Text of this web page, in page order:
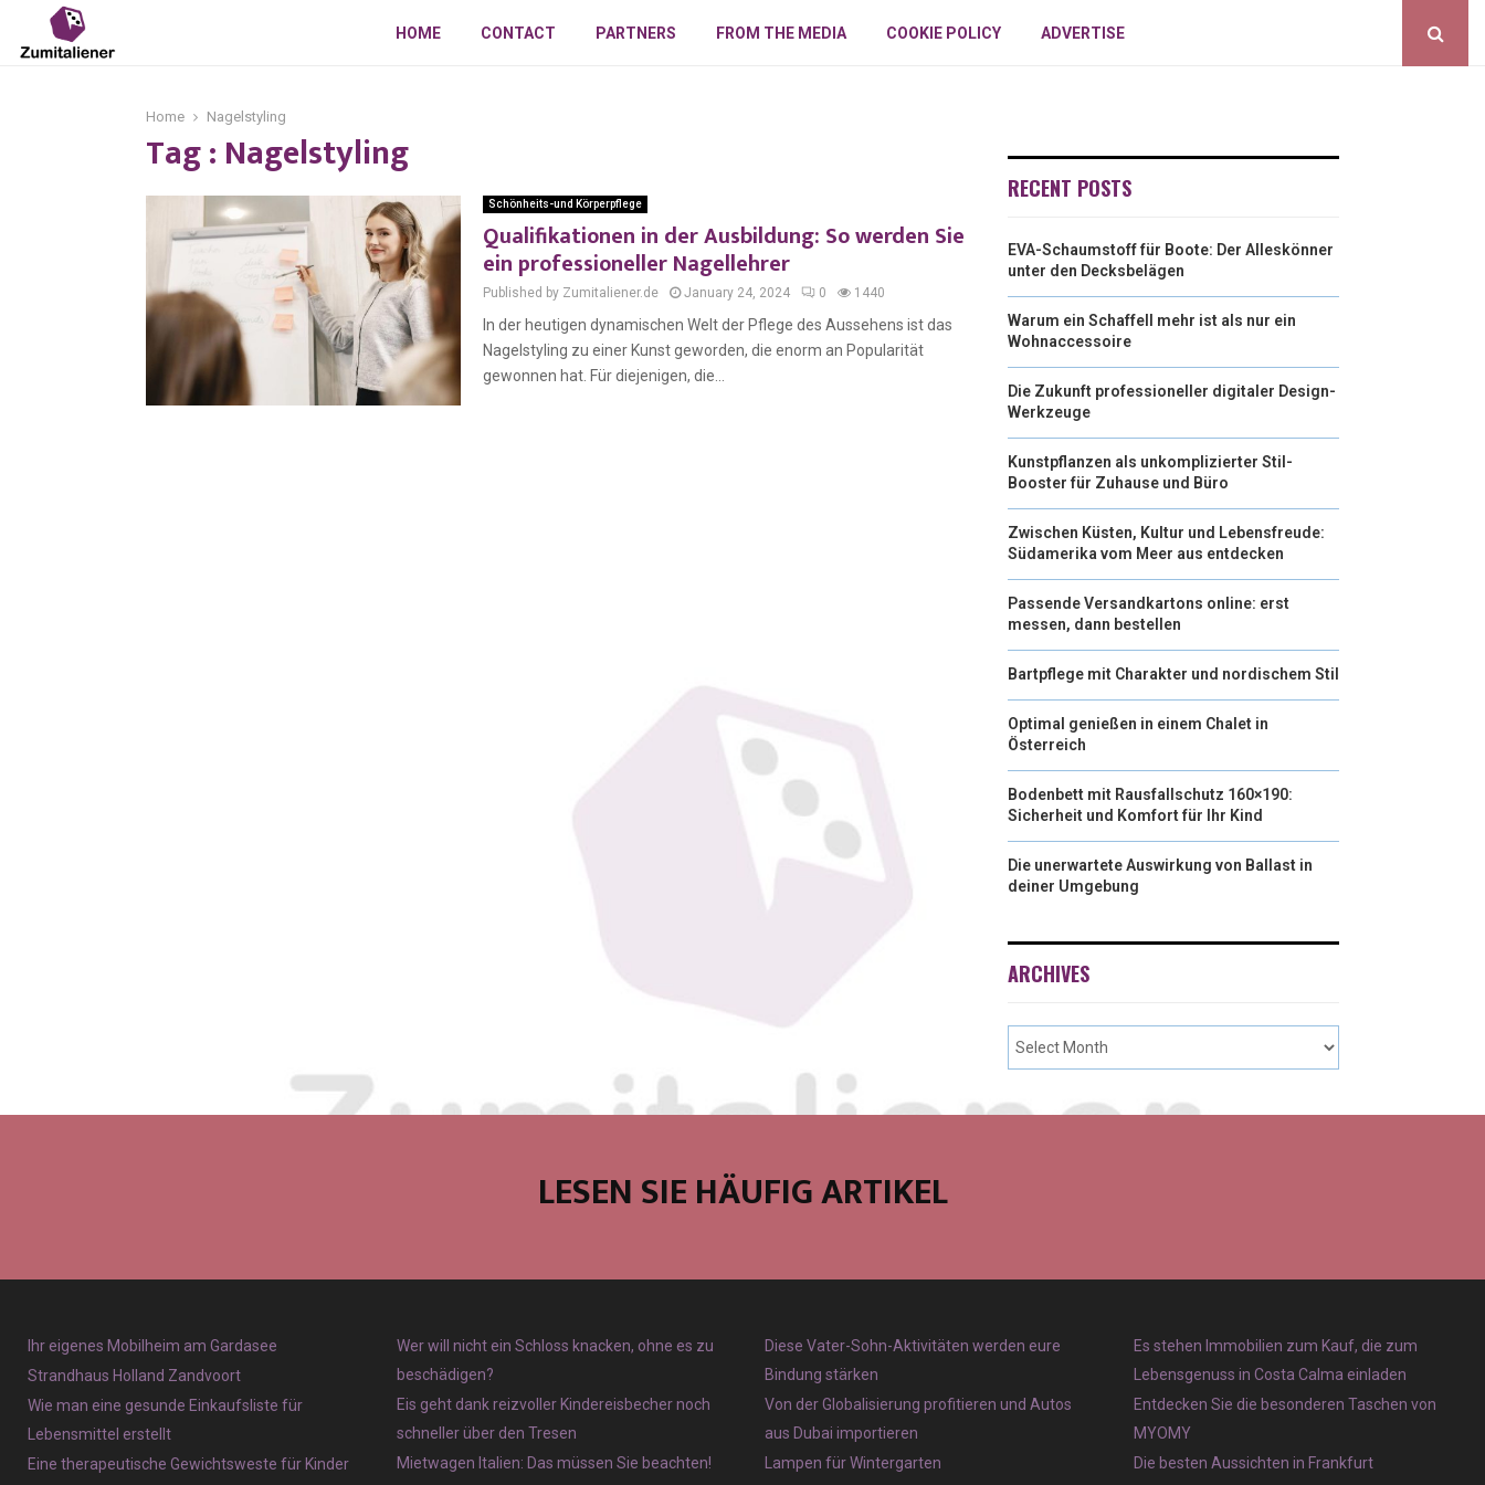
HOME CONTACT PARTNERS FROM THE MEDIA COOKIE POLICY ADVERTISE
Home Nagelstyling
Tag : Nagelstyling
Schönheits-und Körperpflege
Qualifikationen in der Ausbildung: So werden Sie
ein professioneller Nagellehrer
Published by Zumitaliener.de January 24, 2024 0 1440
In der heutigen dynamischen Welt der Pflege des Aussehens ist das
Nagelstyling zu einer Kunst geworden, die enorm an Popularität
gewonnen hat. Für diejenigen, die...
RECENT POSTS
EVA-Schaumstoff für Boote: Der Alleskönner
unter den Decksbelägen
Warum ein Schaffell mehr ist als nur ein
Wohnaccessoire
Die Zukunft professioneller digitaler Design-
Werkzeuge
Kunstpflanzen als unkomplizierter Stil-
Booster für Zuhause und Büro
Zwischen Küsten, Kultur und Lebensfreude:
Südamerika vom Meer aus entdecken
Passende Versandkartons online: erst
messen, dann bestellen
Bartpflege mit Charakter und nordischem Stil
Optimal genießen in einem Chalet in
Österreich
Bodenbett mit Rausfallschutz 160×190:
Sicherheit und Komfort für Ihr Kind
Die unerwartete Auswirkung von Ballast in
deiner Umgebung
ARCHIVES
LESEN SIE HÄUFIG ARTIKEL
Ihr eigenes Mobilheim am Gardasee
Strandhaus Holland Zandvoort
Wie man eine gesunde Einkaufsliste für
Lebensmittel erstellt
Eine therapeutische Gewichtsweste für Kinder
Wer will nicht ein Schloss knacken, ohne es zu
beschädigen?
Eis geht dank reizvoller Kindereisbecher noch
schneller über den Tresen
Mietwagen Italien: Das müssen Sie beachten!
Diese Vater-Sohn-Aktivitäten werden eure
Bindung stärken
Von der Globalisierung profitieren und Autos
aus Dubai importieren
Lampen für Wintergarten
Es stehen Immobilien zum Kauf, die zum
Lebensgenuss in Costa Calma einladen
Entdecken Sie die besonderen Taschen von
MYOMY
Die besten Aussichten in Frankfurt